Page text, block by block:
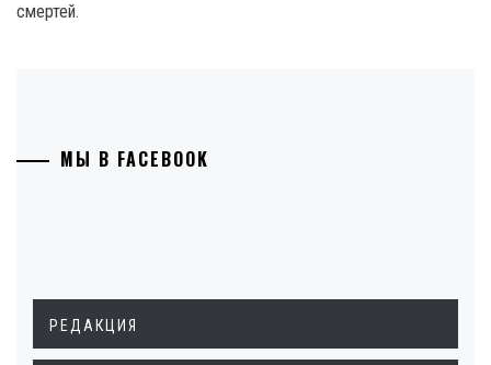
смертей.
МЫ В FACEBOOK
РЕДАКЦИЯ